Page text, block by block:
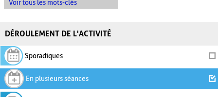
Voir tous les mots-clés
DÉROULEMENT DE L'ACTIVITÉ
Sporadiques
En plusieurs séances